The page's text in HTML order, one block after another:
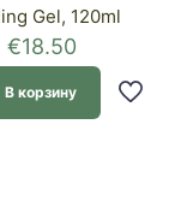
Gel, 120ml
€18.50
В корзину